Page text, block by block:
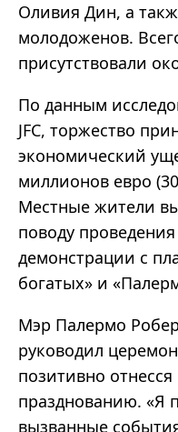
Оливия Дин, а
молодоженов.
присутствовали
По данным
JFC, торжество
экономический
миллионов евро
Местные жители
поводу
демонстрации с
богатых» и
Мэр Палермо
руководил
позитивно
празднованию. «Я
вызванные